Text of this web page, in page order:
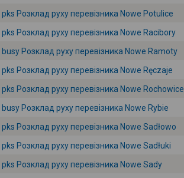
pks Розклад руху перевізника Nowe Potulice
pks Розклад руху перевізника Nowe Racibory
busy Розклад руху перевізника Nowe Ramoty
pks Розклад руху перевізника Nowe Ręczaje
pks Розклад руху перевізника Nowe Rochowice
busy Розклад руху перевізника Nowe Rybie
pks Розклад руху перевізника Nowe Sadłowo
pks Розклад руху перевізника Nowe Sadłuki
pks Розклад руху перевізника Nowe Sady